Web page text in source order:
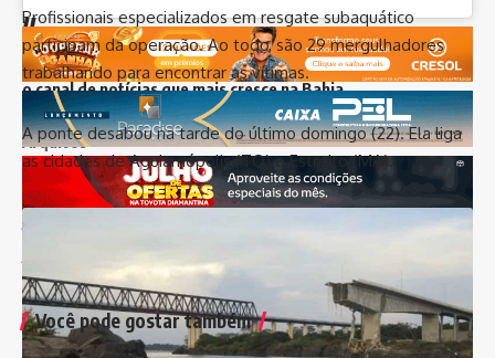
Você pode gostar também
Profissionais especializados em resgate subaquático
participam da operação. Ao todo, são 29 mergulhadores
trabalhando para encontrar as vítimas.
A ponte desabou na tarde do último domingo (22). Ela liga
as cidades de Aguiarnópolis (TO) e Estreito (MA).
//
I nfluenciamos mais de 8 mil pessoas todos os dias e somos
o canal de notícias que mais cresce na Bahia
Arquivos
agosto 2026
maio 2026
abril 2026
março 2026